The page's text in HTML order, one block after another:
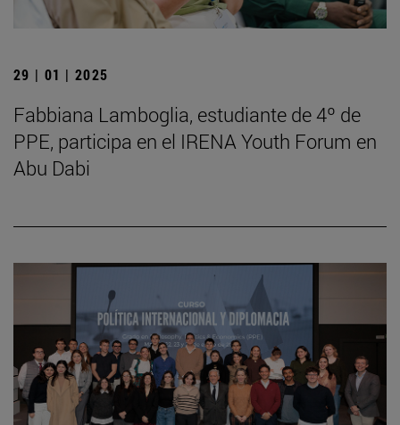
29 | 01 | 2025
Fabbiana Lamboglia, estudiante de 4º de
PPE, participa en el IRENA Youth Forum en
Abu Dabi